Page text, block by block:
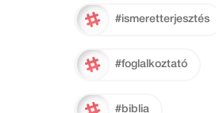
#ismeretterjesztés
#foglalkoztató
#biblia